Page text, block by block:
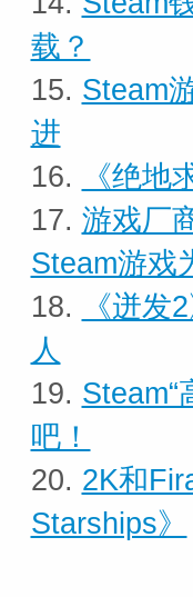
载？
15. Steam
进
16.
《绝
17. 游戏厂
Steam游戏
18.
《迸
人
19. Steam“
吧！
20. 2K和
Starships》